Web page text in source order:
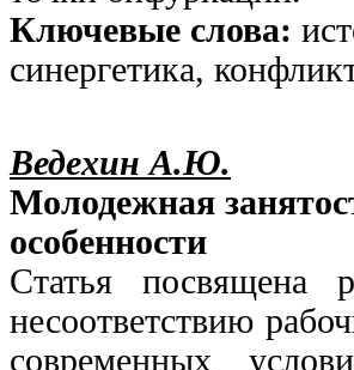
Ключевые слова:
синергетика,
Ведехин А.Ю.
Молодежная
особенности
Статья посвящена
несоответствию
современных